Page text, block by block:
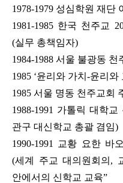
1978-1979 성심학원 재단
1981-1985 한국 천주교
(실무 총책임자)
1984-1988 서울 불광동
1985 ‘윤리와 가치-윤리와
1985 서울 명동 천주교회
1988-1991 가톨릭 대학
관구 대신학교 총괄 겸임)
1990-1991 교황 요한 바
(세계 주교 대의원회의,
안에서의 신학교 교육”